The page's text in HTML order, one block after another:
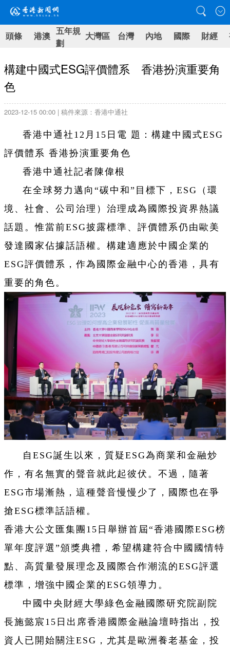
頭條 港澳 五年規
劃
大灣區 台灣 內地 國際 財經
構建中國式ESG評價體系 香港扮演重要角
色
2023-12-15 00:00 | 稿件來源：香港中通社
香港中通社12月15日電 題：構建中國式ESG
評價體系 香港扮演重要角色
香港中通社記者陳偉根
在全球努力邁向“碳中和”目標下，ESG（環
境、社會、公司治理）治理成為國際投資界熱議
話題。惟當前ESG披露標準、評價體系仍由歐美
發達國家佔據話語權。構建適應於中國企業的
ESG評價體系，作為國際金融中心的香港，具有
重要的角色。
自ESG誕生以來，質疑ESG為商業和金融炒
作，有名無實的聲音就此起彼伏。不過，隨著
ESG市場漸熱，這種聲音慢慢少了，國際也在爭
搶ESG標準話語權。
香港大公文匯集團15日舉辦首屆“香港國際ESG榜
單年度評選”頒獎典禮，希望構建符合中國國情特
點、高質量發展理念及國際合作潮流的ESG評選
標準，增強中國企業的ESG領導力。
中國中央財經大學綠色金融國際研究院副院
長施懿宸15日出席香港國際金融論壇時指出，投
資人已開始關注ESG，尤其是歐洲養老基金，投